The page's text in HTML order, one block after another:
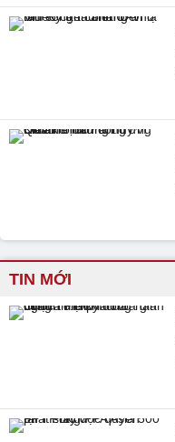
TIN MỚI